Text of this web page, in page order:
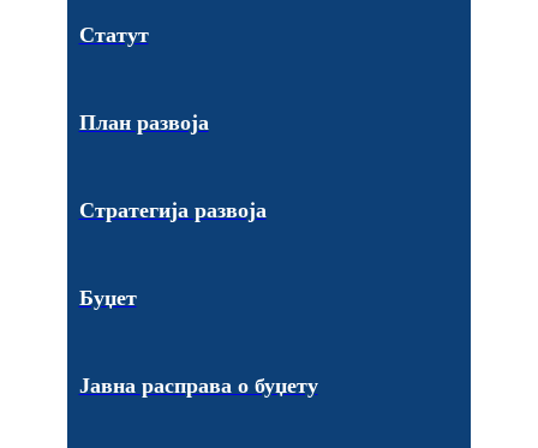
Статут
План развоја
Стратегија развоја
Буџет
Јавна расправа о буџету